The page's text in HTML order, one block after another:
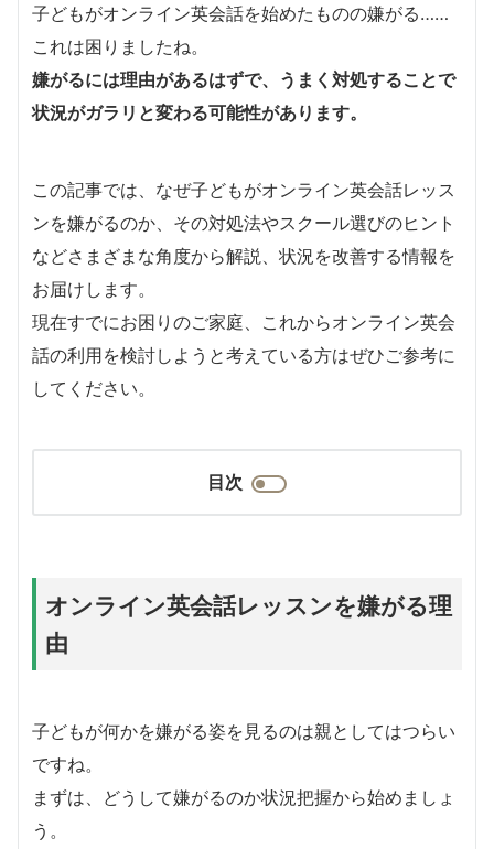
子どもがオンライン英会話を始めたものの嫌がる……
これは困りましたね。
嫌がるには理由があるはずで、うまく対処することで
状況がガラリと変わる可能性があります。
この記事では、なぜ子どもがオンライン英会話レッス
ンを嫌がるのか、その対処法やスクール選びのヒント
などさまざまな角度から解説、状況を改善する情報を
お届けします。
現在すでにお困りのご家庭、これからオンライン英会
話の利用を検討しようと考えている方はぜひご参考に
してください。
目次
オンライン英会話レッスンを嫌がる理
由
子どもが何かを嫌がる姿を見るのは親としてはつらい
ですね。
まずは、どうして嫌がるのか状況把握から始めましょ
う。